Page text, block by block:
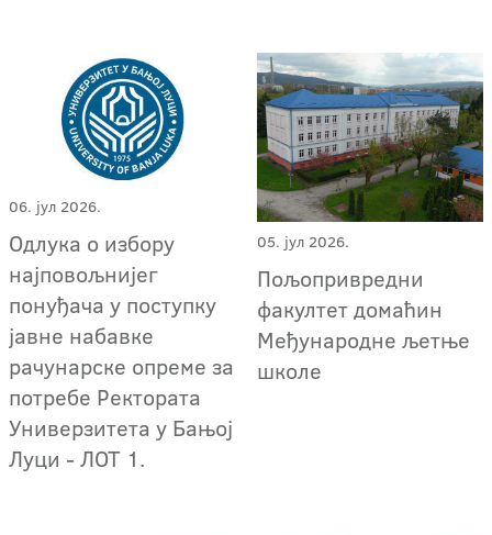
06. јул 2026.
Oдлука о избору
најповољнијег
понуђача у поступку
јавне набавке
рачунарске опреме за
потребе Ректората
Универзитета у Бањој
Луци - ЛОТ 1.
05. јул 2026.
Пољопривредни
факултет домаћин
Међународне љетње
школе